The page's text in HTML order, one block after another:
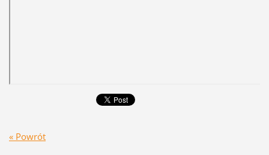
« Powrót